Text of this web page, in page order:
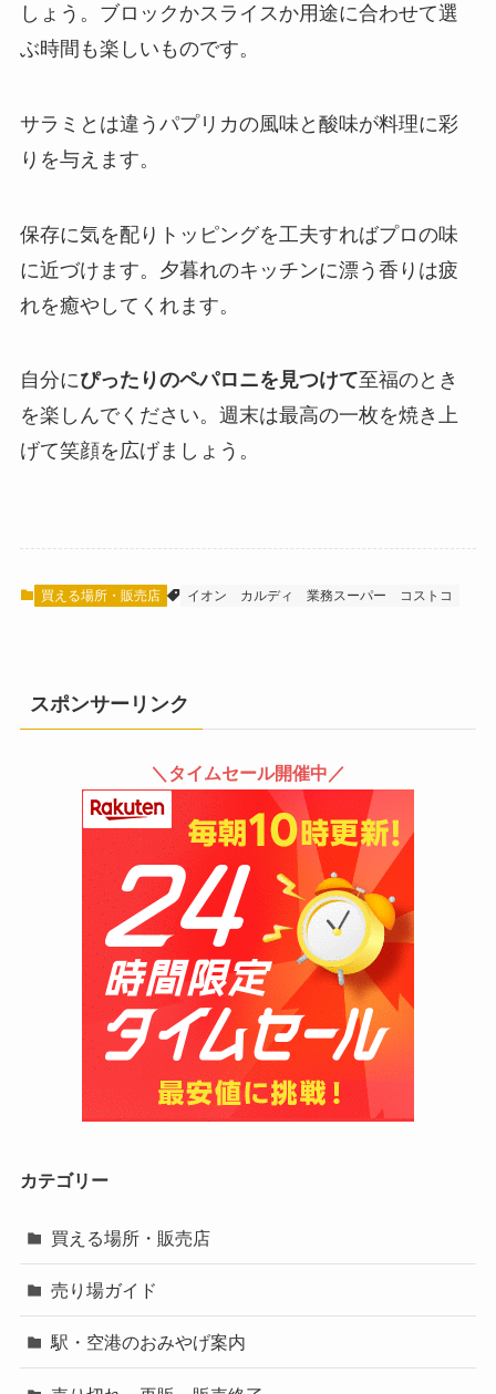
しょう。ブロックかスライスか用途に合わせて選
ぶ時間も楽しいものです。
サラミとは違うパプリカの風味と酸味が料理に彩
りを与えます。
保存に気を配りトッピングを工夫すればプロの味
に近づけます。夕暮れのキッチンに漂う香りは疲
れを癒やしてくれます。
自分にぴったりのペパロニを見つけて至福のとき
を楽しんでください。週末は最高の一枚を焼き上
げて笑顔を広げましょう。
買える場所・販売店 イオン カルディ 業務スーパー コストコ
スポンサーリンク
＼タイムセール開催中／
カテゴリー
買える場所・販売店
売り場ガイド
駅・空港のおみやげ案内